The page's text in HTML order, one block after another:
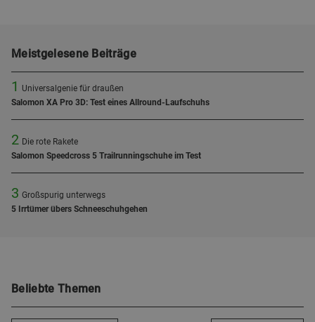
Meistgelesene Beiträge
1
Universalgenie für draußen
Salomon XA Pro 3D: Test eines Allround-Laufschuhs
2 Die rote Rakete
Salomon Speedcross 5 Trailrunningschuhe im Test
3 Großspurig unterwegs
5 Irrtümer übers Schneeschuhgehen
Beliebte Themen